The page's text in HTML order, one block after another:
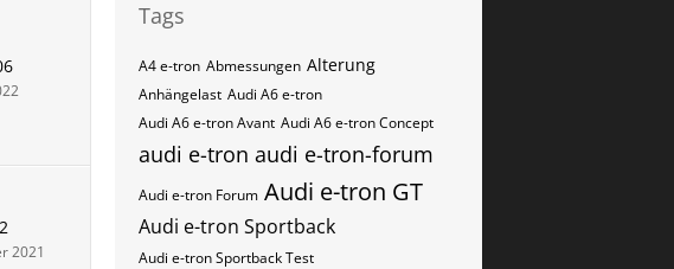
2021
Tags
A4 e-tron Abmessungen Alterung
Anhängelast Audi A6 e-tron
Audi A6 e-tron Avant Audi A6 e-tron Concept
audi e-tron audi e-tron-forum
Audi e-tron Forum Audi e-tron GT
Audi e-tron Sportback
Audi e-tron Sportback Test